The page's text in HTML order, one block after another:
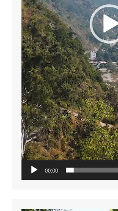
00:00